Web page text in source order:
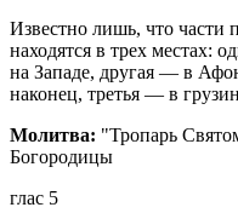
Известно лишь, что части
находятся в трех местах:
на Западе, другая — в
наконец, третья — в
Молитва: "Тропарь
Богородицы
глас 5